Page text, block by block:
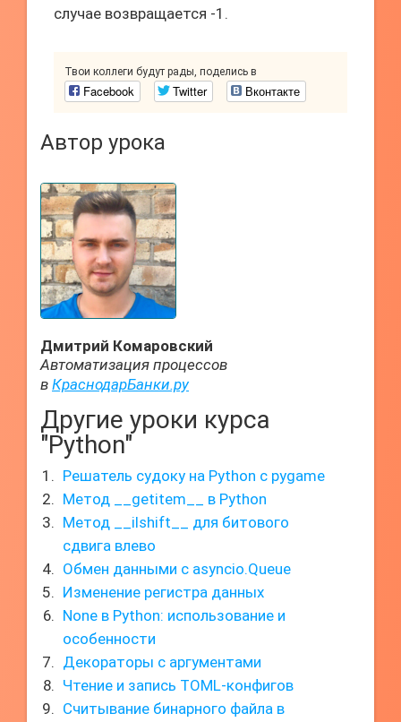
случае возвращается -1.
Твои коллеги будут рады, поделись в
Facebook Twitter Вконтакте
Автор урока
Дмитрий Комаровский
Автоматизация процессов
в КраснодарБанки.ру
Другие уроки курса
"Python"
Решатель судоку на Python с pygame
Метод __getitem__ в Python
Метод __ilshift__ для битового
сдвига влево
Обмен данными с asyncio.Queue
Изменение регистра данных
None в Python: использование и
особенности
Декораторы с аргументами
Чтение и запись TOML-конфигов
Считывание бинарного файла в